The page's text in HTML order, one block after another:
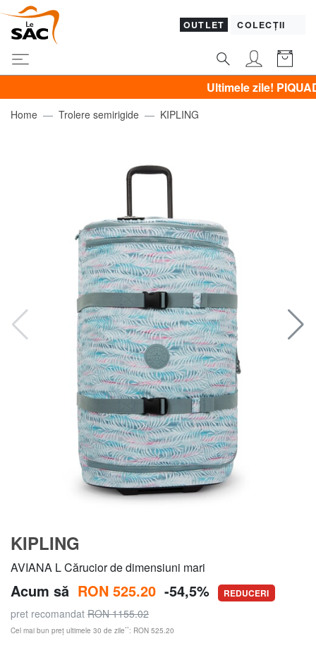
OUTLET COLECȚII
Ultimele zile! PIQUADRO,
Home Trolere semirigide KIPLING
KIPLING
AVIANA L Cărucior de dimensiuni mari
Acum să RON 525.20 -54,5% REDUCERI
pret recomandat RON 1155.02
Cel mai bun preț ultimele 30 de zile**: RON 525.20